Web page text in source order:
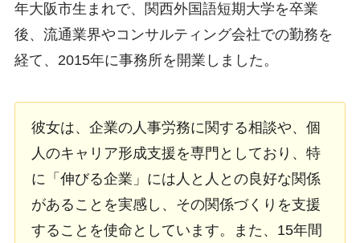
年大阪市生まれで、関西外国語短期大学を卒業
後、流通業界やコンサルティング会社での勤務を
経て、2015年に事務所を開業しました。
彼女は、企業の人事労務に関する相談や、個
人のキャリア形成支援を専門としており、特
に「伸びる企業」には人と人との良好な関係
があることを実感し、その関係づくりを支援
することを使命としています。また、15年間